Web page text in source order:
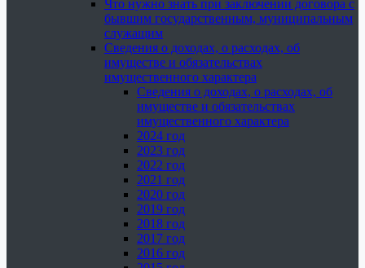
Что нужно знать при заключении договора с
бывшим государственным, муниципальным
служащим
Сведения о доходах, о расходах, об
имуществе и обязательствах
имущественного характера
Сведения о доходах, о расходах, об
имуществе и обязательствах
имущественного характера
2024 год
2023 год
2022 год
2021 год
2020 год
2019 год
2018 год
2017 год
2016 год